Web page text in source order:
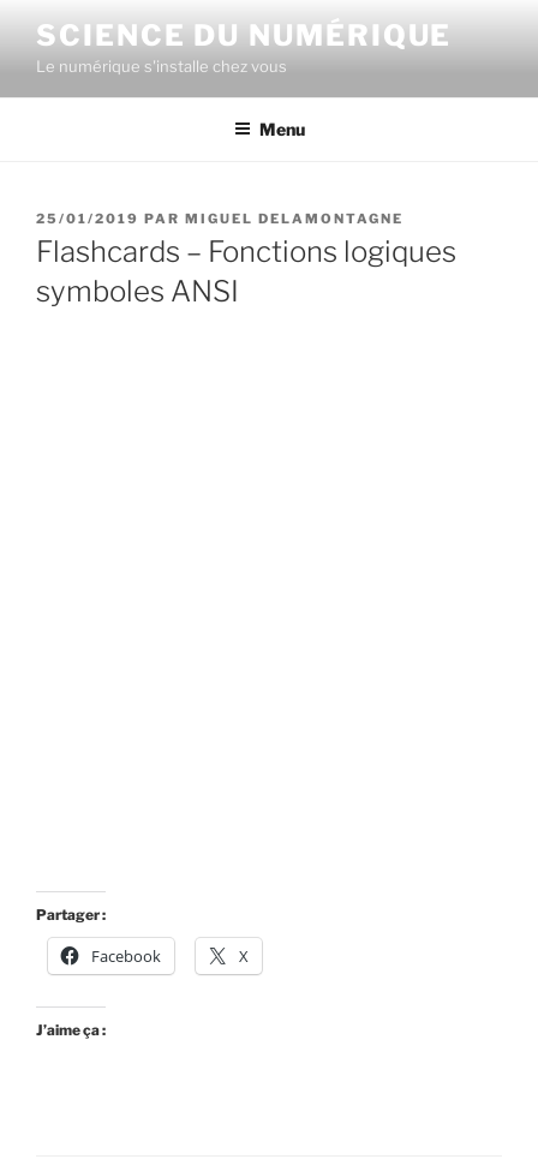
contenu
principal
SCIENCE DU NUMÉRIQUE
Le numérique s'installe chez vous
Menu
PUBLIÉ
LE
25/01/2019 PAR MIGUEL DELAMONTAGNE
Flashcards – Fonctions logiques
symboles ANSI
Partager :
Facebook X
J’aime ça :